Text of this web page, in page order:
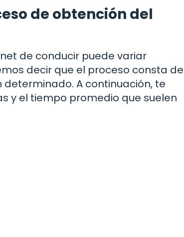
de obtención del
de conducir puede variar
decir que el proceso consta de
A continuación, te
y el tiempo promedio que suelen